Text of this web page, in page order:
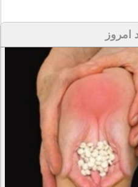
امروز